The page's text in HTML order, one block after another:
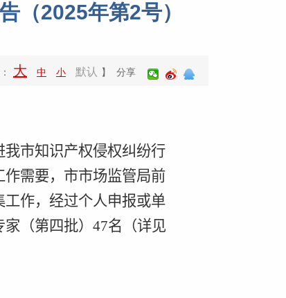
（2025年第2号）
大 中 小 默认 】 分享
市知识产权侵权纠纷行
需要，市市场监管局前
作，经过个人申报或单
（第四批） 47名（详见